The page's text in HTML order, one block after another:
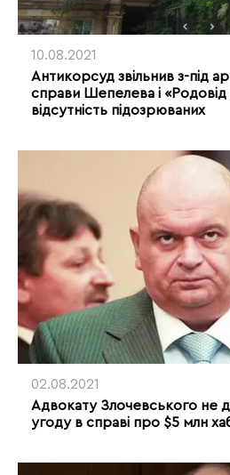
10.08.2021
Антикорсуд звільнив з-під
справи Шепелева і
відсутність підозрюваних
02.08.2021
Адвокату Злочевського не
угоду в справі про $5 млн